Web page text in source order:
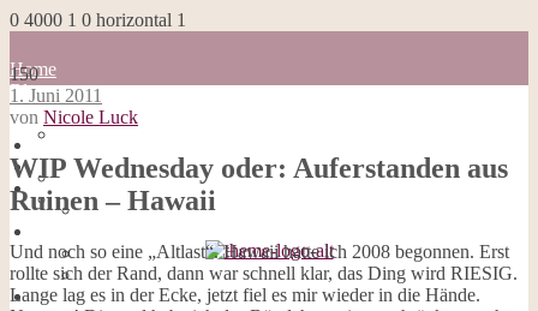
0 4000 1 0 horizontal 1
Home
Blog
about me
Impressum
Datenschutzerklärung
Cookies
Galerie
Opal-Abos
Strickblogs
Hörbücher
150
Home
Blog
about me
100 Dinge
Datenschutzerklärung
Cookies
Galerie
1. Juni 2011
von Nicole Luck
WIP Wednesday oder: Auferstanden aus
Ruinen – Hawaii
Und noch so eine „Altlast“. Hawaii hatte ich 2008 begonnen. Erst
rollte sich der Rand, dann war schnell klar, das Ding wird RIESIG.
Lange lag es in der Ecke, jetzt fiel es mir wieder in die Hände.